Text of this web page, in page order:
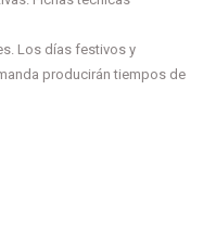
Los días festivos y
producirán tiempos de